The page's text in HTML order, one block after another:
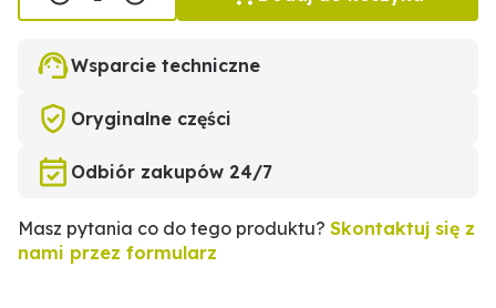
Wsparcie techniczne
Oryginalne części
Odbiór zakupów 24/7
Masz pytania co do tego produktu? Skontaktuj się z
nami przez formularz